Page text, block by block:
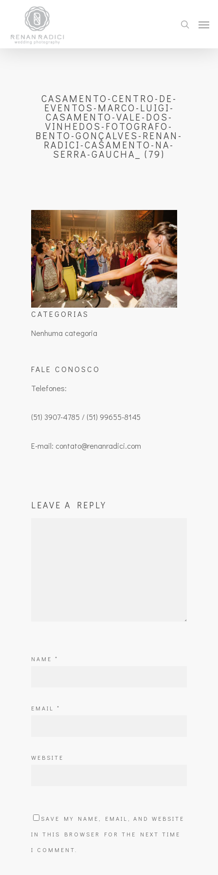
CASAMENTO-CENTRO-DE-
EVENTOS-MARCO-LUIGI-
CASAMENTO-VALE-DOS-
VINHEDOS-FOTOGRAFO-
BENTO-GONÇALVES-RENAN-
RADICI-CASAMENTO-NA-
SERRA-GAUCHA_ (79)
CATEGORIAS
Nenhuma categoria
FALE CONOSCO
Telefones:
(51) 3907-4785 / (51) 99655-8145
E-mail: contato@renanradici.com
LEAVE A REPLY
NAME *
EMAIL *
WEBSITE
SAVE MY NAME, EMAIL, AND WEBSITE
IN THIS BROWSER FOR THE NEXT TIME
I COMMENT.